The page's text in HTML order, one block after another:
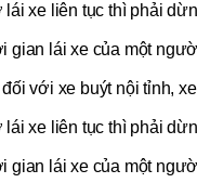
xe liên tục thì phải
gian lái xe của một
với xe buýt nội tỉnh,
xe liên tục thì phải
gian lái xe của một